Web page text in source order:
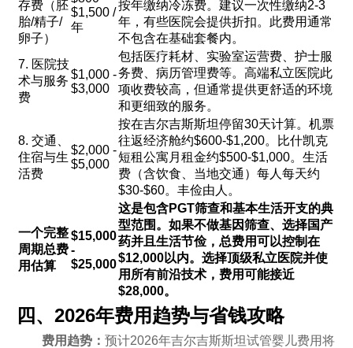
存费（胚
胎/精子/
卵子）
$1,500 /
年
按年缴纳冷冻费。建议一次性缴纳2-3
年，有些医院会提供折扣。此费用通常
不包含在基础套餐内。
7. 医院技
术与服务
费
$1,000 -
$3,000
包括医疗耗材、实验室运营费、护士服
务费、病历管理费等。高端私立医院此
项收费较高，但通常提供更舒适的环境
和更细致的服务。
8. 交通、
住宿与生
活费
$2,000 -
$5,000
按在吉尔吉斯斯坦停留30天计算。机票
往返经济舱约$600-$1,200。比什凯克
短租公寓月租金约$500-$1,000。生活
费（含饮食、当地交通）每人每天约
$30-$60。丰俭由人。
一个完整
周期总费
用估算
$15,000
-
$25,000
这是包含PGT筛查和基本生活开支的典
型范围。如果不做基因筛查、选择国产
药并且生活节俭，总费用可以控制在
$12,000以内。选择顶级私立医院并使
用所有前沿技术，费用可能接近
$28,000。
四、2026年费用趋势与省钱攻略
费用趋势： 预计2026年吉尔吉斯斯坦试管婴儿费用将